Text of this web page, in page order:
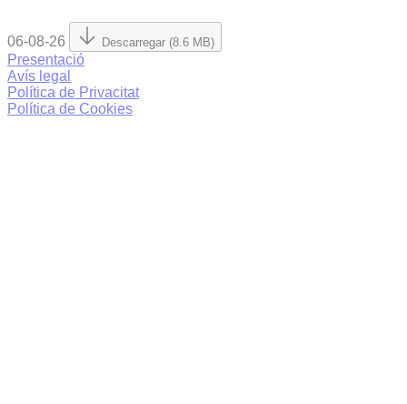
06-08-26 Descarregar (8.6 MB)
Presentació
Avís legal
Política de Privacitat
Política de Cookies